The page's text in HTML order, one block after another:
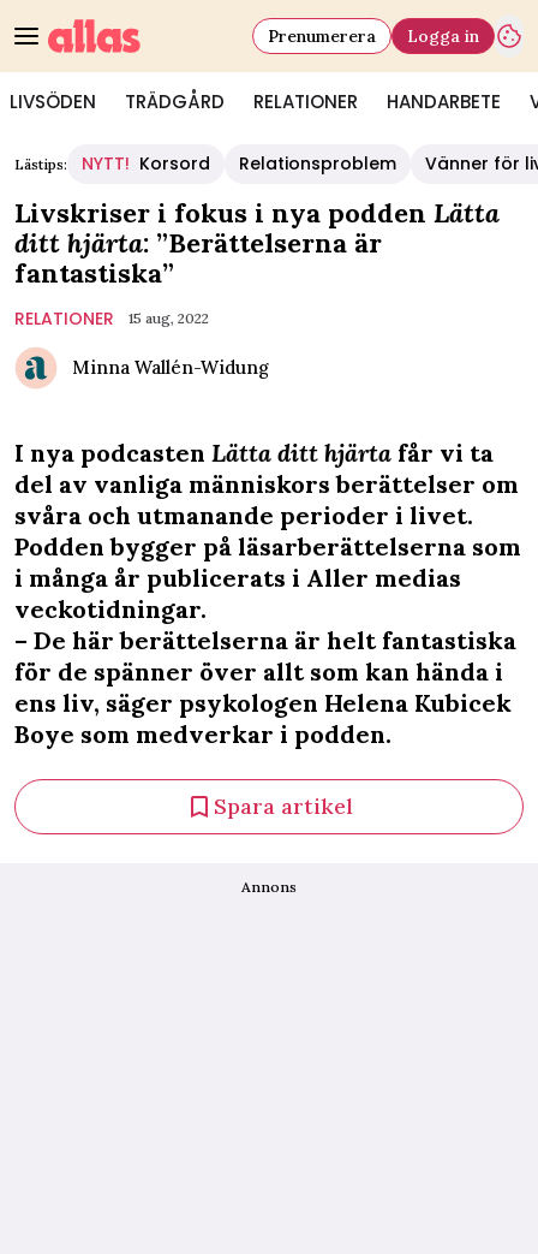
LIVSÖDEN TRÄDGÅRD RELATIONER HANDARBETE
Prenumerera Logga in
Lästips: NYTT! Korsord Relationsproblem Vänner för
Livskriser i fokus i nya podden Lätta
ditt hjärta: ”Berättelserna är
fantastiska”
RELATIONER 15 aug, 2022
Minna Wallén-Widung
I nya podcasten Lätta ditt hjärta får vi ta
del av vanliga människors berättelser om
svåra och utmanande perioder i livet.
Podden bygger på läsarberättelserna som
i många år publicerats i Aller medias
veckotidningar.
– De här berättelserna är helt fantastiska
för de spänner över allt som kan hända i
ens liv, säger psykologen Helena Kubicek
Boye som medverkar i podden.
Spara artikel
Annons